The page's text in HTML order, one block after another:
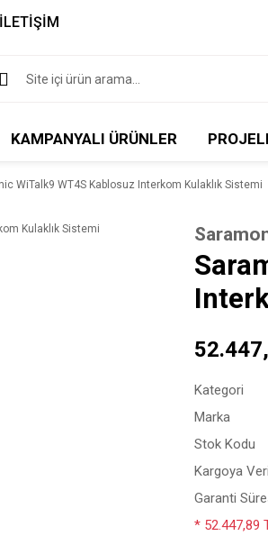
İLETİŞİM
KAMPANYALI ÜRÜNLER
WiTalk9 WT4S Kablosuz Interkom Kulaklık Sistemi
Kategori
Marka
Stok Kodu
Kargoya
Garanti
* 52.447,89